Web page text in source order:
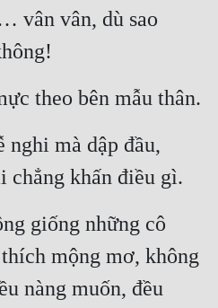
vân vân, dù sao
theo bên mẫu thân.
nghi mà dập đầu,
chẳng khấn điều gì.
giống những cô
mộng mơ, không
nàng muốn, đều